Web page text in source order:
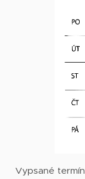
Vypsané